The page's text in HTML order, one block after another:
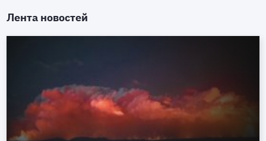
Лента новостей